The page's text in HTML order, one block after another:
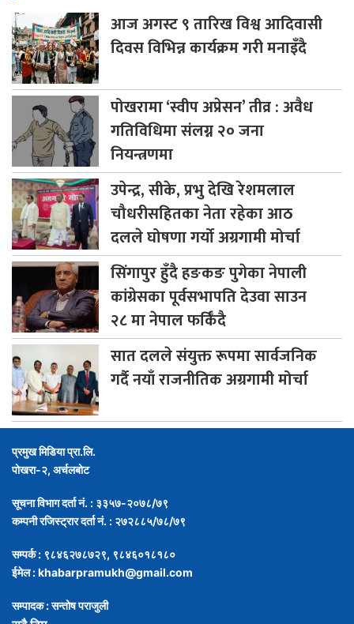
आजअगस्ट ९ तारिख विश्व आदिवासी
दिवस विभिन्न कार्यक्रम गरी मनाइँदै
पोखरामा‘स्वीप अप्रेसन’ तीव्र : अवैध
गतिविधिमा संलग्न २० जना
नियन्त्रणमा
उपेन्द्र,सीके, प्रभु देखि रेशमलाल
चौधरीसहितका नेता रहेका आठ
दलले घोषणा गर्यो अग्रगामी मोर्चा
सिंगापुरहुँदै हङकङ पुगेका नेपाली
कांग्रेसका पूर्वसभापति देउवा साउन
२८ मा नेपाल फर्किँदै
सातदलले संयुक्त रूपमा सार्वजनिक
गर्दै नयाँ राजनीतिक अग्रगामी मोर्चा
प्रमुख मिडिया प्रा.लि.
पोखरा-२, अर्चलबोट
सूचना विभाग दर्ता नं. : ३३५७-२०७८/७९
कम्पनी रजिस्ट्रार दर्ता नं. : २७२८८५/७८/७९
सम्पर्क : ९८४६२७८७२९, ९८४६०१८१८०
ईमेल :khabarpramukh@gmail.com
सम्पादक : सन्तोष पराजुली